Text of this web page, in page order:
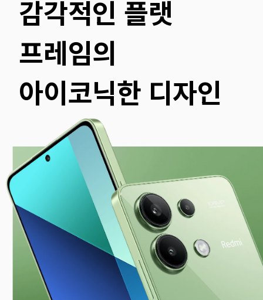
감각적인 플랫
프레임의
아이코닉한 디자인